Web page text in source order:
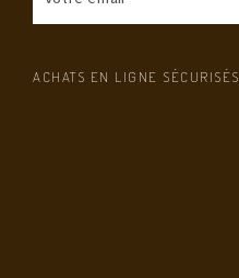
ACHATS EN LIGNE SÉCURISÉS